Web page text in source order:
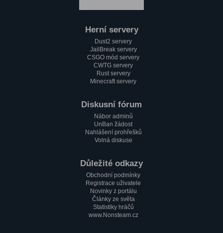
1.2. 2023, 18:37
Testování mobilní verze????
Zdravím všechny pařmeny a pařmenky
Herní servery
Dust2 servery
JailBreak servery
CSGO mód servery
CWTG servery
Rust servery
Minecraft servery
Diskusní fórum
Nábor adminů
UnBan žádost
Nahlášení prohřešků
Volná diskuse
Důležité odkazy
Obchodní podmínky
Registrace uživatele
Novinky z portálu
Články ze světa
Statistiky hráčů
www.Nonsteam.cz